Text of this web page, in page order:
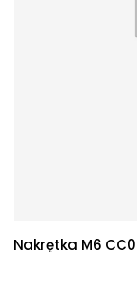
Nakrętka M6